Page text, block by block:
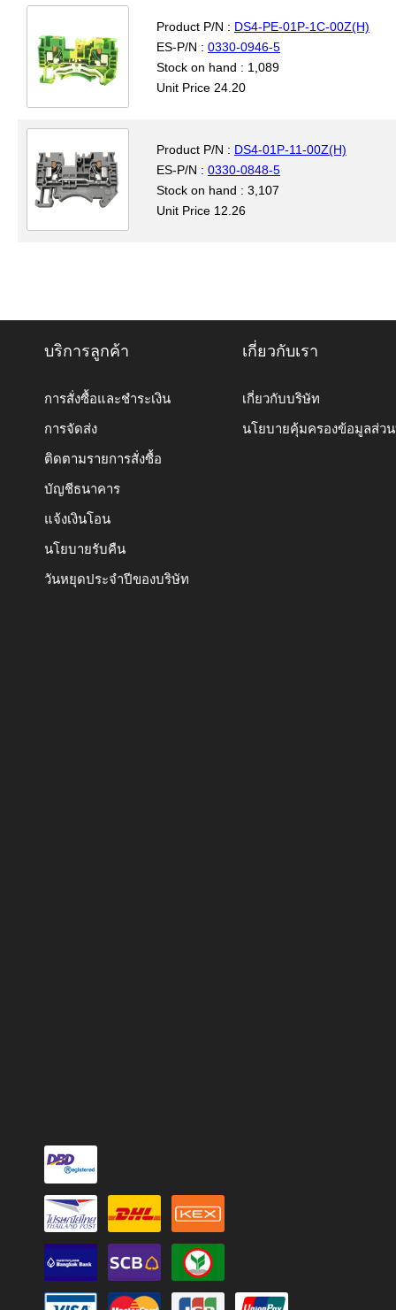
Product P/N : DS4-PE-01P-1C-00Z(H)
ES-P/N : 0330-0946-5
Stock on hand : 1,089
Unit Price 24.20
Product P/N : DS4-01P-11-00Z(H)
ES-P/N : 0330-0848-5
Stock on hand : 3,107
Unit Price 12.26
บริการลูกค้า
การสั่งซื้อและชำระเงิน
การจัดส่ง
ติดตามรายการสั่งซื้อ
บัญชีธนาคาร
แจ้งเงินโอน
นโยบายรับคืน
วันหยุดประจำปีของบริษัท
เกี่ยวกับเรา
เกี่ยวกับบริษัท
นโยบายคุ้มครองข้อมูลส่ว